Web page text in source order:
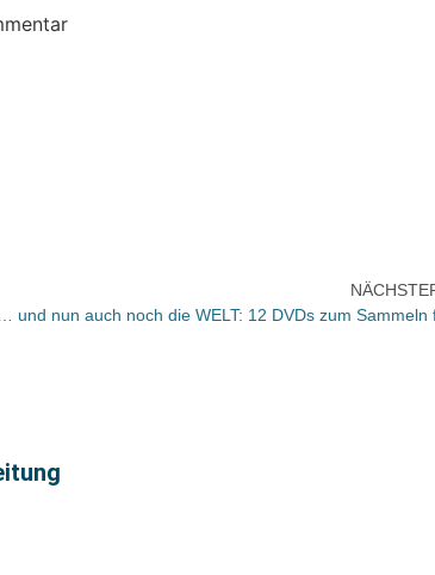
… und nun auch noch die WELT: 12 DVDs zum Sammeln